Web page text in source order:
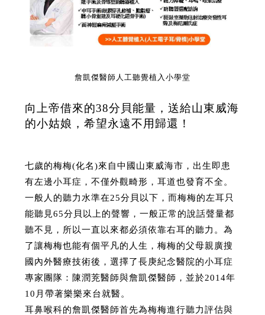
詹凱傑醫師人工聽覺植入小學堂
向上帝借來的38分貝能量，送給山東威海
的小姑娘，希望永遠不用歸還！
七歲的梅梅(化名)來自中國山東威海市，出生即患
有左邊小耳症，不僅外觀畸形，耳道也發育不全。
一般人的聽力水準在25分貝以下，而梅梅的左耳只
能聽見65分貝以上的聲響，一般正常的說話聲量都
聽不見，所以一直以來都必須依靠右耳的聽力。為
了讓梅梅也能有個平凡的人生，梅梅的父母親廣搜
國內外醫療技術後，選擇了長庚紀念醫院的小耳症
專家團隊：陳潤茺醫師與詹凱傑醫師，並於2014年
10月帶著樂樂來台就醫。
耳鼻喉科的詹凱傑醫師首先為梅梅進行聽力評估與